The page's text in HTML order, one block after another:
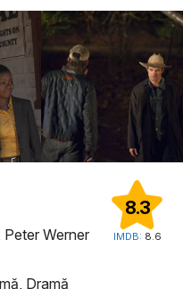
8.3
IMDB: 8.6
Werner
Dramă